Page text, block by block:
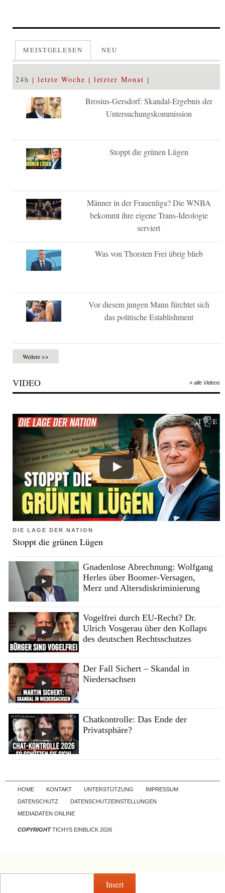
MEISTGELESEN NEU
24h letzte Woche letzter Monat
Brosius-Gersdorf: Skandal-Ergebnis der
Untersuchungskommission
Stoppt die grünen Lügen
Männer in der Frauenliga? Die WNBA
bekommt ihre eigene Trans-Ideologie
serviert
Was von Thorsten Frei übrig blieb
Vor diesem jungen Mann fürchtet sich
das politische Establishment
Weitere >>
VIDEO » alle Videos
DIE LAGE DER NATION
Stoppt die grünen Lügen
Gnadenlose Abrechnung: Wolfgang
Herles über Boomer-Versagen,
Merz und Altersdiskriminierung
Vogelfrei durch EU-Recht? Dr.
Ulrich Vosgerau über den Kollaps
des deutschen Rechtsschutzes
Der Fall Sichert – Skandal in
Niedersachsen
Chatkontrolle: Das Ende der
Privatsphäre?
Skip to content
HOME KONTAKT UNTERSTÜTZUNG
IMPRESSUM
DATENSCHUTZ
DATENSCHUTZEINSTELLUNGEN
MEDIADATEN ONLINE
COPYRIGHTTICHYS EINBLICK 2026
Insert